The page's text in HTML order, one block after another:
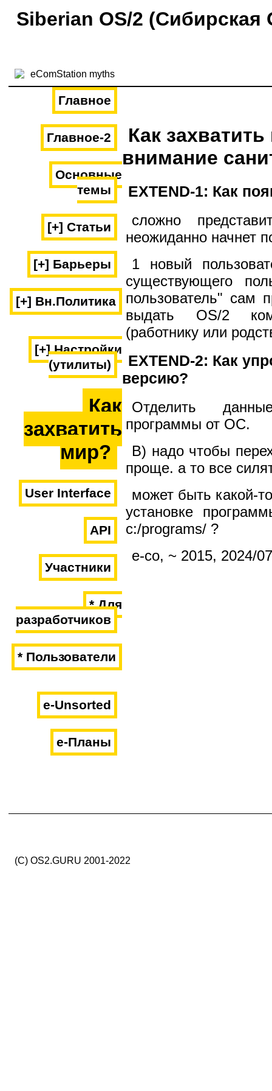
Siberian OS/2 (Сибирская
Главное
Главное-2
Основные
темы
[+] Статьи
[+] Барьеры
[+] Вн.Политика
[+] Настройки
(утилиты)
Как
захватить
мир?
User Interface
API
Участники
* Для
разработчиков
* Пользователи
e-Unsorted
e-Планы
Как
внимание
EXTEND-1: Как
сложно
неожиданно начнет
1 новый
существующего
пользователь" сам
выдать OS/2
(работнику или
EXTEND-2: Как
версию?
Отделить
программы от ОС.
B) надо чтобы
проще. а то все
может быть какой-
установке
c:/programs/ ?
e-co, ~ 2015, 2024/07
(C) OS2.GURU 2001-2022